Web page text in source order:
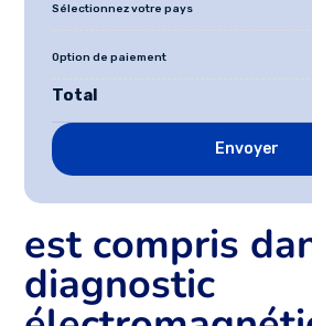
Sélectionnez votre pays
Option de paiement
Total
Envoyer
est compris
diagnostic